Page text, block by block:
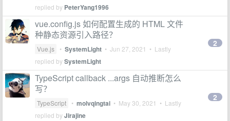
replied by PeterYang1996
vue.config.js 如何配置生成的 HTML 文件
种静态资源引入路径？
Vue.js • SystemLight • Jun 27, 2021 • Lastly
replied bySystemLight
2
TypeScript callback ...args 自动推断怎么
写？
TypeScript • molvqingtai • May 30, 2021 • Lastly
replied byJirajine
2